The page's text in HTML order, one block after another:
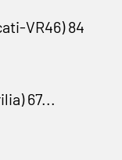
VR46) 84
67...